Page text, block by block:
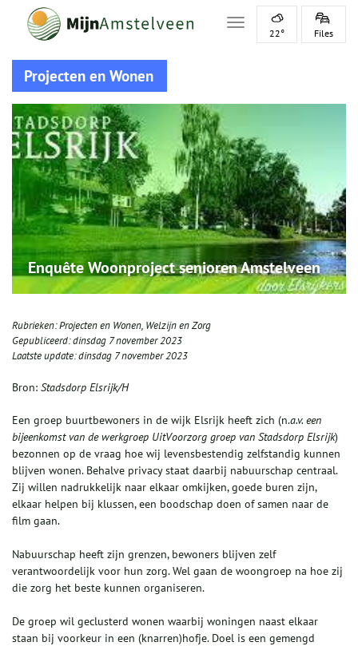
Toggle navigation
22° Files
Projecten en Wonen
Enquête Woonproject senioren Amstelveen
Rubrieken:Projecten en Wonen, Welzijn en Zorg
Gepubliceerd:dinsdag 7 november 2023
Laatste update:dinsdag 7 november 2023
Bron: Stadsdorp Elsrijk/H
Een groep buurtbewoners in de wijk Elsrijk heeft zich (n.a.v. een
bijeenkomst van de werkgroep UitVoorzorg groep van Stadsdorp Elsrijk)
bezonnen op de vraag hoe wij levensbestendig zelfstandig kunnen
blijven wonen. Behalve privacy staat daarbij nabuurschap centraal.
Zij willen nadrukkelijk naar elkaar omkijken, goede buren zijn,
elkaar helpen bij klussen, een boodschap doen of samen naar de
film gaan.
Nabuurschap heeft zijn grenzen, bewoners blijven zelf
verantwoordelijk voor hun zorg. Wel gaan de woongroep na hoe zij
die zorg het beste kunnen organiseren.
De groep wil geclusterd wonen waarbij woningen naast elkaar
staan bij voorkeur in een (knarren)hofje. Doel is een gemengd